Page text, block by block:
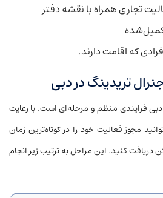
تجاری همراه با نقشه دفتر
تریدینگ در دبی
فرایندی منظم و مرحله‌ای است. با رعایت
مجوز فعالیت خود را در کوتاه‌ترین زمان
کاری) ممکن دریافت کنید. این مراحل به ترتیب زیر انجام